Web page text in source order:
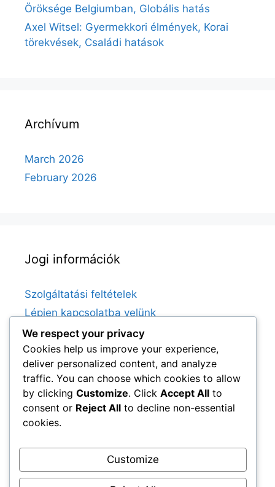
Öröksége Belgiumban, Globális hatás
Axel Witsel: Gyermekkori élmények, Korai
törekvések, Családi hatások
Archívum
March 2026
February 2026
Jogi információk
Szolgáltatási feltételek
Lépjen kapcsolatba velünk
Történetünk
Sütik és követés
Adatvédelmi irányelvek
Kategóriák
Játékos Életrajzok
Karrier kiemelkedő eseményei
We respect your privacy
Cookies help us improve your experience,
deliver personalized content, and analyze
traffic. You can choose which cookies to allow
by clicking Customize. Click Accept All to
consent or Reject All to decline non-essential
cookies.
Customize